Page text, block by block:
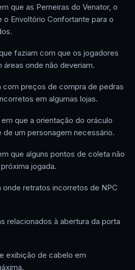
que as Perneiras do Venator, o
o Envoltório Confortante para o
faziam com que os jogadores
onde não deveriam.
com preços de compra de pedras
em algumas lojas.
que a orientação do oráculo
de um personagem necessário.
que alguns pontos de coleta não
jogada.
retratos incorretos de NPC
relacionados à abertura da porta
exibição de cabelo em